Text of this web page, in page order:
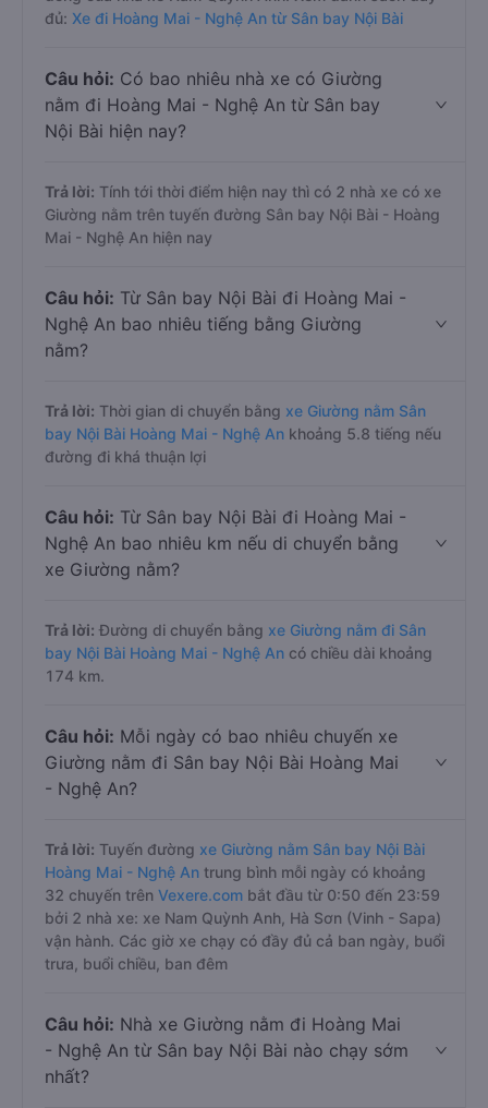
đủ: Xe đi Hoàng Mai - Nghệ An từ Sân bay Nội Bài
Câu hỏi: Có bao nhiêu nhà xe có Giường
nằm đi Hoàng Mai - Nghệ An từ Sân bay
Nội Bài hiện nay?
Trả lời: Tính tới thời điểm hiện nay thì có 2 nhà xe có xe
Giường nằm trên tuyến đường Sân bay Nội Bài - Hoàng
Mai - Nghệ An hiện nay
Câu hỏi: Từ Sân bay Nội Bài đi Hoàng Mai -
Nghệ An bao nhiêu tiếng bằng Giường
nằm?
Trả lời: Thời gian di chuyển bằng xe Giường nằm Sân
bay Nội Bài Hoàng Mai - Nghệ An khoảng 5.8 tiếng nếu
đường đi khá thuận lợi
Câu hỏi: Từ Sân bay Nội Bài đi Hoàng Mai -
Nghệ An bao nhiêu km nếu di chuyển bằng
xe Giường nằm?
Trả lời: Đường di chuyển bằng xe Giường nằm đi Sân
bay Nội Bài Hoàng Mai - Nghệ An có chiều dài khoảng
174 km.
Câu hỏi: Mỗi ngày có bao nhiêu chuyến xe
Giường nằm đi Sân bay Nội Bài Hoàng Mai
- Nghệ An?
Trả lời: Tuyến đường xe Giường nằm Sân bay Nội Bài
Hoàng Mai - Nghệ An trung bình mỗi ngày có khoảng
32 chuyến trên Vexere.com bắt đầu từ 0:50 đến 23:59
bởi 2 nhà xe: xe Nam Quỳnh Anh, Hà Sơn (Vinh - Sapa)
vận hành. Các giờ xe chạy có đầy đủ cả ban ngày, buổi
trưa, buổi chiều, ban đêm
Câu hỏi: Nhà xe Giường nằm đi Hoàng Mai
- Nghệ An từ Sân bay Nội Bài nào chạy sớm
nhất?